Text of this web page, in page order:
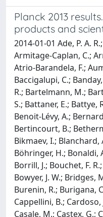
Planck 2013
products and
2014-01-01 Ade, P. A.
Armitage-Caplan, C.;
Atrio-Barandela, F.;
Baccigalupi, C.;
R.; Bartelmann, M.;
S.; Battaner, E.; Battye,
Benoit-Lévy, A.;
Bertincourt, B.;
Bikmaev, I.; Blanchard,
Böhringer, H.; Bonaldi,
Borrill, J.; Bouchet, F.
Bowyer, J. W.; Bridges,
Burenin, R.; Burigana,
Cappellini, B.; Cardoso,
Casale, M.; Castex, G.;